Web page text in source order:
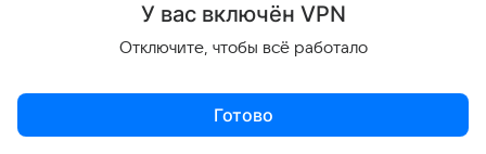
Всероссийской олимпиады школьников (ВсОШ) -
151 абитуриент.
- В этом году на приоритетном этапе в вуз
зачислены 255 человек - это 57 процентов от
У вас включён VPN
Отключите, чтобы всё работало
Готово